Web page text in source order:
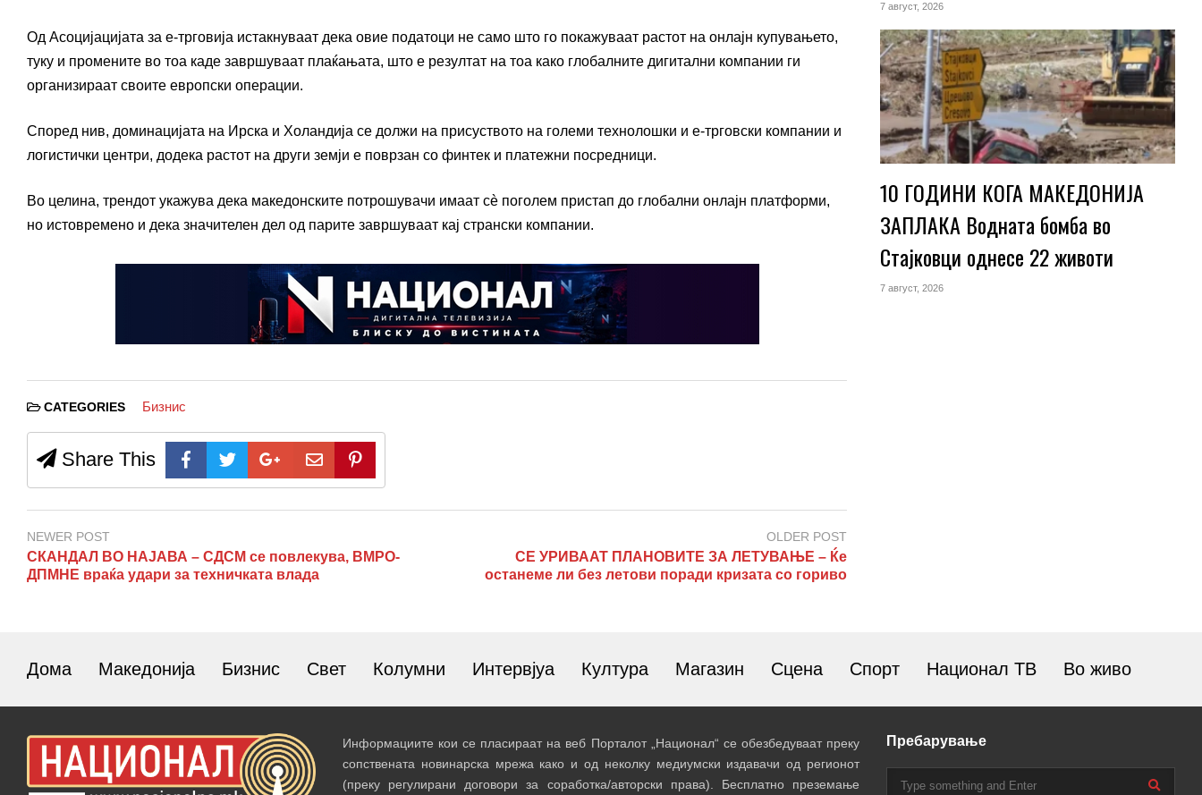
Од Асоцијацијата за е-трговија истакнуваат дека овие податоци не само што го покажуваат растот на онлајн купувањето,
туку и промените во тоа каде завршуваат плаќањата, што е резултат на тоа како глобалните дигитални компании ги
организираат своите европски операции.
Според нив, доминацијата на Ирска и Холандија се должи на присуството на големи технолошки и е-трговски компании и
логистички центри, додека растот на други земји е поврзан со финтек и платежни посредници.
Во целина, трендот укажува дека македонските потрошувачи имаат сè поголем пристап до глобални онлајн платформи,
но истовремено и дека значителен дел од парите завршуваат кај странски компании.
CATEGORIES Бизнис
Share This
NEWER POST
СКАНДАЛ ВО НАЈАВА – СДСМ се повлекува, ВМРО-
ДПМНЕ враќа удари за техничката влада
OLDER POST
СЕ УРИВААТ ПЛАНОВИТЕ ЗА ЛЕТУВАЊЕ – Ќе
останеме ли без летови поради кризата со гориво
7 август, 2026
10 ГОДИНИ КОГА МАКЕДОНИЈА
ЗАПЛАКА Водната бомба во
Стајковци однесе 22 животи
7 август, 2026
Дома Македонија Бизнис Свет Колумни Интервјуа Култура Магазин Сцена Спорт Национал ТВ Во живо
Информациите кои се пласираат на веб Порталот „Национал“ се обезбедуваат преку
сопствената новинарска мрежа како и од неколку медиумски издавачи од регионот
(преку регулирани договори за соработка/авторски права). Бесплатно преземање
Пребарување